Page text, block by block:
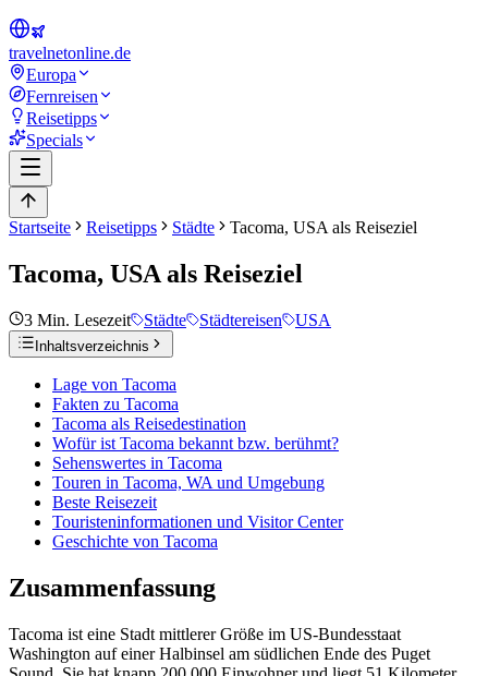
travelnetonline.de
Europa
Fernreisen
Reisetipps
Specials
Startseite Reisetipps Städte Tacoma, USA als Reiseziel
Tacoma, USA als Reiseziel
3 Min. Lesezeit Städte Städtereisen USA
Inhaltsverzeichnis
Lage von Tacoma
Fakten zu Tacoma
Tacoma als Reisedestination
Wofür ist Tacoma bekannt bzw. berühmt?
Sehenswertes in Tacoma
Touren in Tacoma, WA und Umgebung
Beste Reisezeit
Touristeninformationen und Visitor Center
Geschichte von Tacoma
Zusammenfassung
Tacoma ist eine Stadt mittlerer Größe im US-Bundesstaat
Washington auf einer Halbinsel am südlichen Ende des Puget